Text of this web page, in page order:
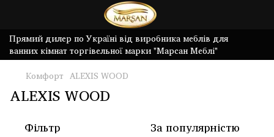
Прямий дилер по Україні від виробника меблів для
ванних кімнат торгівельної марки "Марсан Меблі"
Комфорт ALEXIS WOOD
ALEXIS WOOD
Фільтр За популярністю